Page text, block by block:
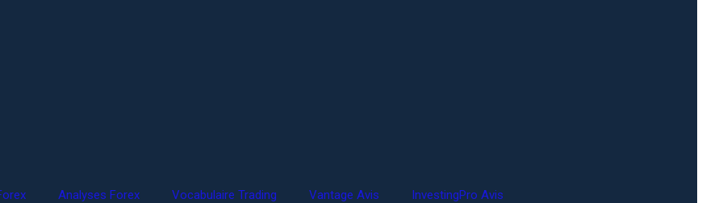
Analyses Forex Vocabulaire Trading Vantage Avis InvestingPro Avis